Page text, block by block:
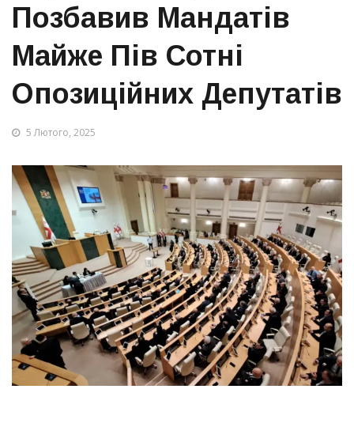
Позбавив Мандатів
Майже Пів Сотні
Опозиційних Депутатів
5 Лютого, 2025